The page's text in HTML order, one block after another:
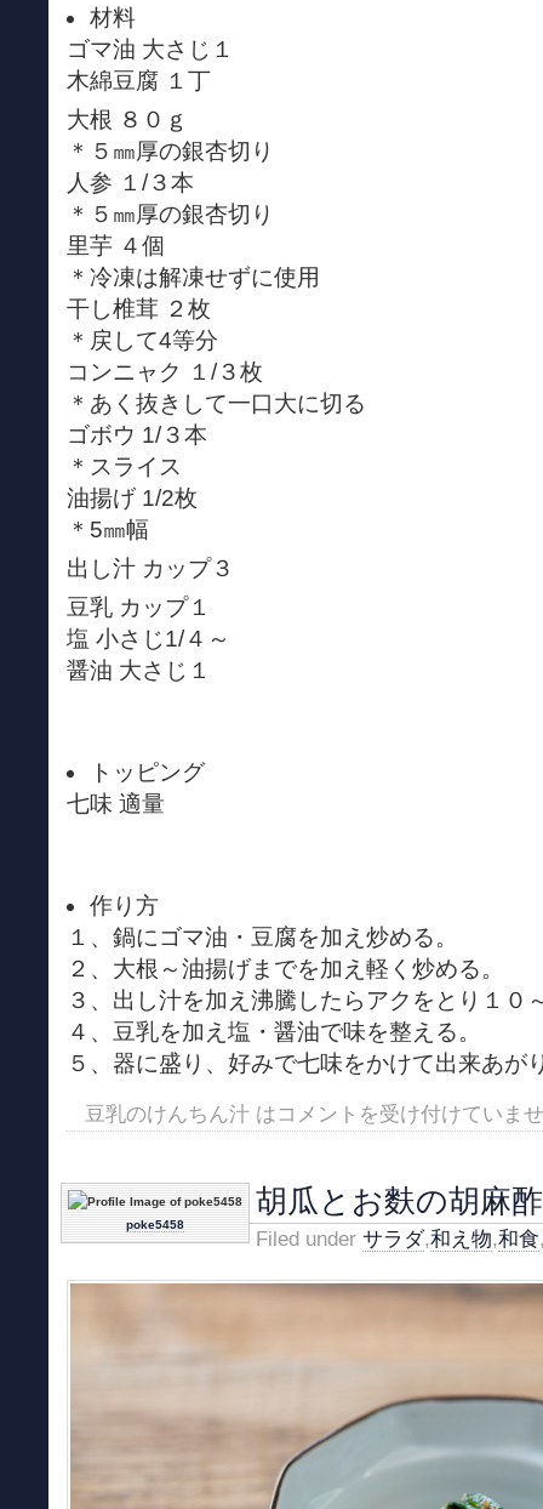
材料
ゴマ油 大さじ１
木綿豆腐 １丁
大根 ８０ｇ
＊５㎜厚の銀杏切り
人参 １/３本
＊５㎜厚の銀杏切り
里芋 ４個
＊冷凍は解凍せずに使用
干し椎茸 ２枚
＊戻して4等分
コンニャク １/３枚
＊あく抜きして一口大に切る
ゴボウ 1/３本
＊スライス
油揚げ 1/2枚
＊5㎜幅
出し汁 カップ３
豆乳 カップ１
塩 小さじ1/４～
醤油 大さじ１
トッピング
七味 適量
作り方
１、鍋にゴマ油・豆腐を加え炒める。
２、大根～油揚げまでを加え軽く炒める。
３、出し汁を加え沸騰したらアクをとり１０
４、豆乳を加え塩・醤油で味を整える。
５、器に盛り、好みで七味をかけて出来あが
豆乳のけんちん汁 はコメントを受け付けていま
poke5458
胡瓜とお麩の胡麻
Filed under サラダ,和え物,和食